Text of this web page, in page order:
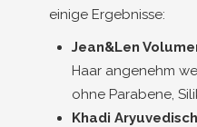
einige Ergebnisse:
Jean&Len
Haar angenehm
ohne Parabene,
Khadi